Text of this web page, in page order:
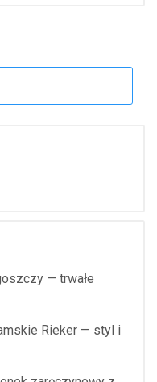
— trwałe
Rieker — styl i